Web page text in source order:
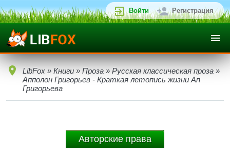
Войти Регистрация
LibFox » Книги » Проза » Русская классическая проза »
Апполон Григорьев - Краткая летопись жизни Ап
Григорьева
Авторские права